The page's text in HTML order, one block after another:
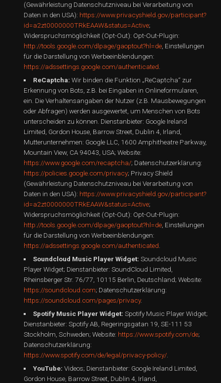
(Gewährleistung Datenschutzniveau bei Verarbeitung von
Daten in den USA): https://www.privacyshield.gov/participant?
id=a2zt0000000TRkEAAW&status=Active;
Widerspruchsmöglichkeit (Opt-Out): Opt-Out-Plugin:
http://tools.google.com/dlpage/gaoptout?hl=de , Einstellungen
für die Darstellung von Werbeeinblendungen:
https://adssettings.google.com/authenticated
ReCaptcha: Wir binden die Funktion „ReCaptcha“ zur
Erkennung von Bots, z.B. bei Eingaben in Onlineformularen,
ein. Die Verhaltensangaben der Nutzer (z.B. Mausbewegungen
oder Abfragen) werden ausgewertet, um Menschen von Bots
unterscheiden zu können. Dienstanbieter: Google Ireland
Limited, Gordon House, Barrow Street, Dublin 4, Irland,
Mutterunternehmen: Google LLC, 1600 Amphitheatre Parkway,
Mountain View, CA 94043, USA; Website:
https://www.google.com/recaptcha/; Datenschutzerklärung:
https://policies.google.com/privacy; Privacy Shield
(Gewährleistung Datenschutzniveau bei Verarbeitung von
Daten in den USA): https://www.privacyshield.gov/participant?
id=a2zt0000000TRkEAAW&status=Active;
Widerspruchsmöglichkeit (Opt-Out): Opt-Out-Plugin:
http://tools.google.com/dlpage/gaoptout?hl=de , Einstellungen
für die Darstellung von Werbeeinblendungen:
https://adssettings.google.com/authenticated
Soundcloud Music Player Widget: Soundcloud Music
Player Widget; Dienstanbieter: SoundCloud Limited,
Rheinsberger Str. 76/77, 10115 Berlin, Deutschland; Website:
https://soundcloud.com; Datenschutzerklärung:
https://soundcloud.com/pages/privacy.
Spotify Music Player Widget: Spotify Music Player Widget;
Dienstanbieter: Spotify AB, Regeringsgatan 19, SE-111 53
Stockholm, Schweden; Website: https://www.spotify.com/de;
Datenschutzerklärung:
https://www.spotify.com/de/legal/privacy-policy/
YouTube: Videos; Dienstanbieter: Google Ireland Limited,
Gordon House, Barrow Street, Dublin 4, Irland,